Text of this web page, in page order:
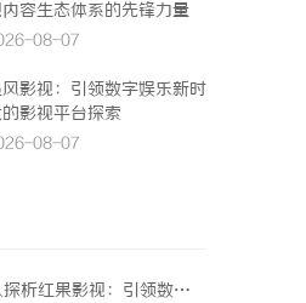
容生态体系的先锋力量
08-07
影视：引领数字娱乐新时
影视平台探索
08-07
红果影视：引领数字娱乐新风潮的影视平台